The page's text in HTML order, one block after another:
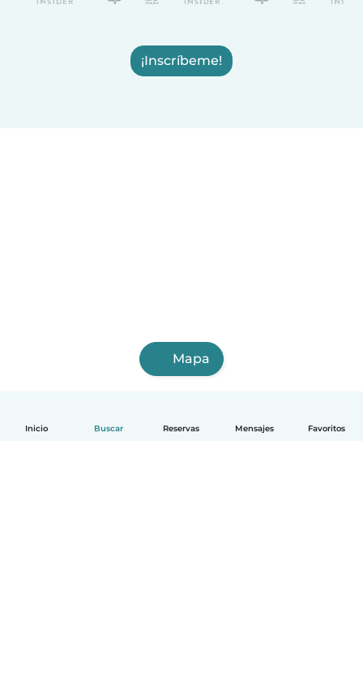
Inicio Buscar Reservas Mensajes Favoritos
¡Inscríbeme!
Mapa